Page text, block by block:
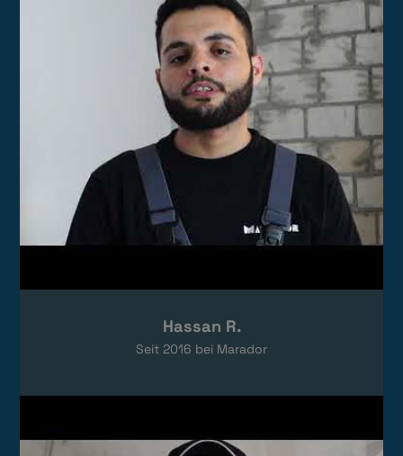
Das Video wird von YouTube eingebettet.
Datenschutzerklärungenvon Google.
Hassan R.
Seit 2016 bei Marador